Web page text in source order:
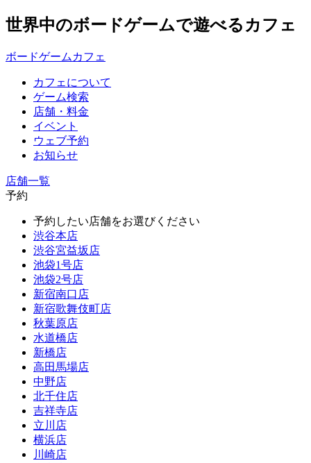
世界中のボードゲームで遊べるカフェ
ボードゲームカフェ
カフェについて
ゲーム検索
店舗・料金
イベント
ウェブ予約
お知らせ
店舗一覧
予約
予約したい店舗をお選びください
渋谷本店
渋谷宮益坂店
池袋1号店
池袋2号店
新宿南口店
新宿歌舞伎町店
秋葉原店
水道橋店
新橋店
高田馬場店
中野店
北千住店
吉祥寺店
立川店
横浜店
川崎店